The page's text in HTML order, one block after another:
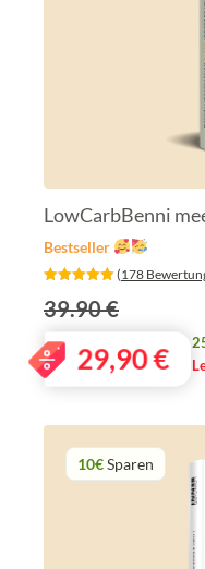
LowCarbBenni
Bestseller
‎ (178
39.90 €
29,90€
10€Sparen